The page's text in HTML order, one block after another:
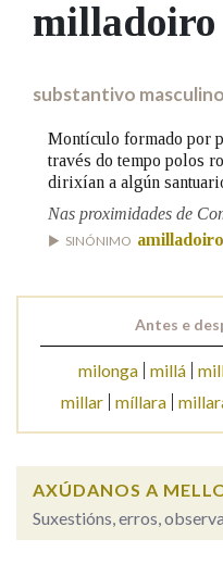
Facebook
TwitterYoutubeInstagram
Bluesky
BUSCAR NOS LEMAS
Remata por
Contén
BUSCAR NO CONTIDO
Nas definicións
Nos exemplos
milladoiro
substantivo masculino
Montículo formado por
través do tempo polos
dirixían a algún
Nas proximidades de
SINÓNIMO amilladoiro
Antes e
milonga millá
millar míllara
AXÚDANOS A
Suxestións, erros,